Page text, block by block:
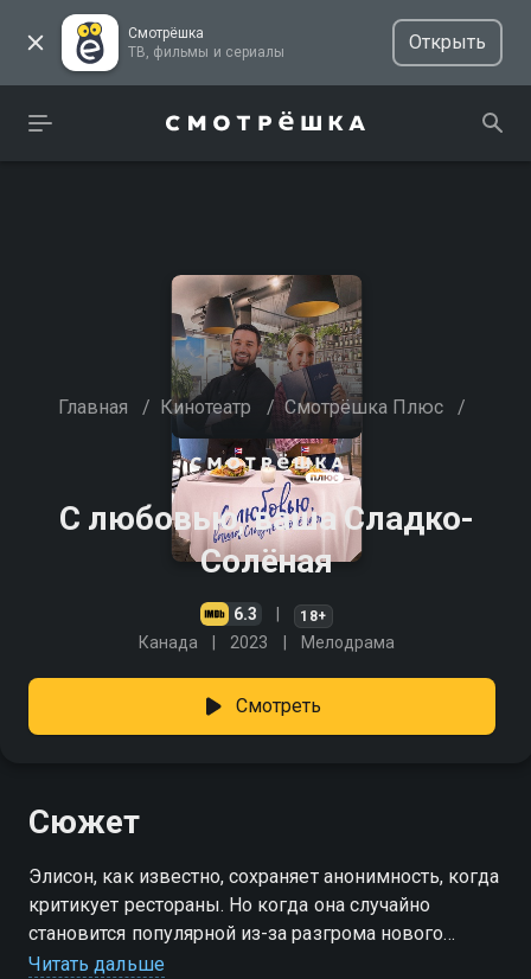
Смотрёшка
ТВ, фильмы и сериалы
Открыть
Главная / Кинотеатр / Смотрёшка Плюс /
С любовью, ваша Сладко-
Солёная
6.3 18+
Канада 2023 Мелодрама
Смотреть
Сюжет
Элисон, как известно, сохраняет анонимность, когда
критикует рестораны. Но когда она случайно
становится популярной из-за разгрома нового
ресторана, её редактор настаивает, чтобы дала ещё
Читать дальше